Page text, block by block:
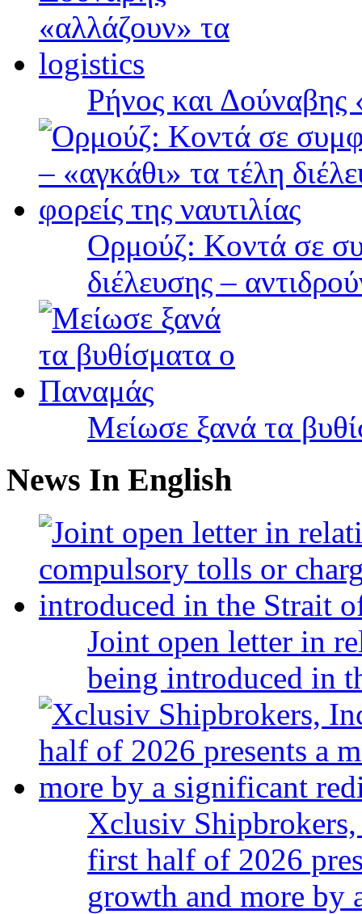
Ρήνος και
Ορμούζ: Κοντά σε
διέλευσης –
Μείωσε ξανά τα
News In English
Joint open letter in
being introduced in
Xclusiv
first half of 2026
growth and more